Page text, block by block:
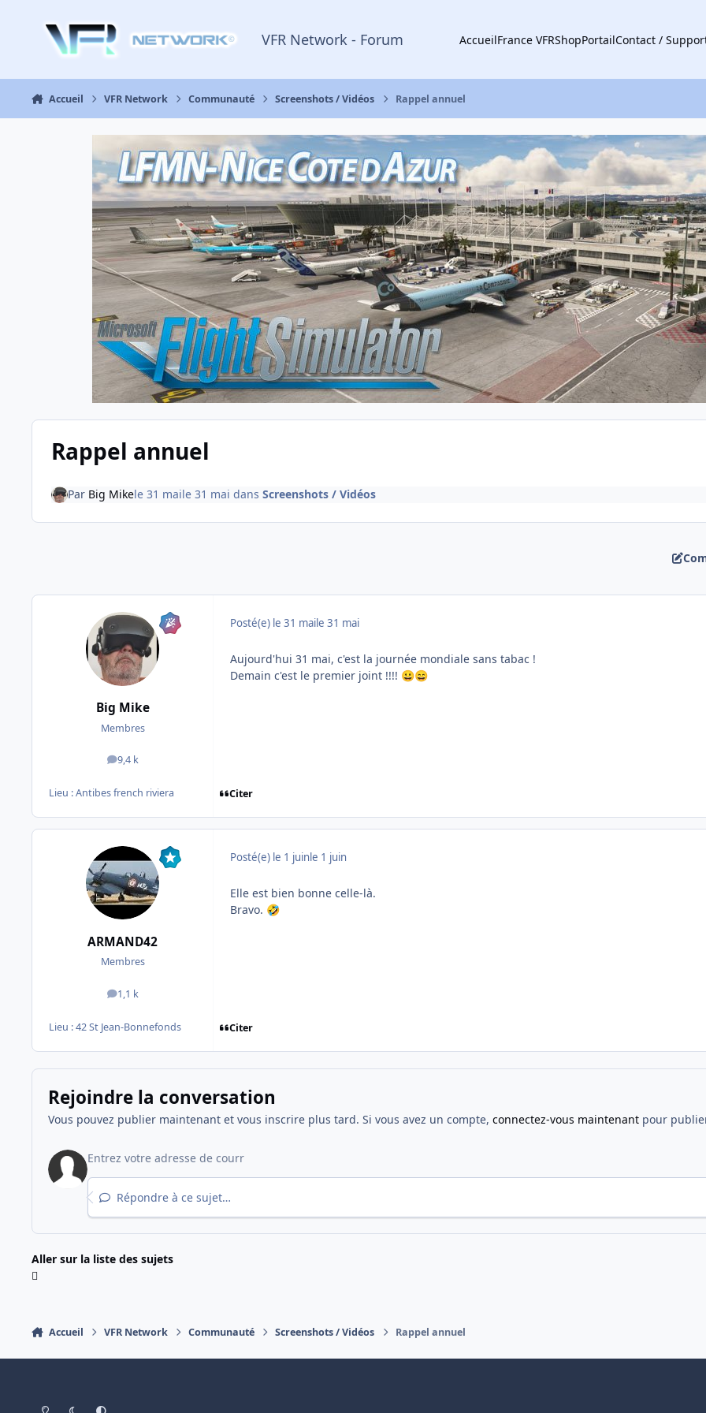
VFR Network - Forum AccueilFrance VFRShopPortailContact /
Accueil VFR Network Communauté Screenshots / Vidéos Rappel annuel
Rappel annuel
Par Big Mikele 31 maile 31 mai dans Screenshots / Vidéos
Big Mike
Membres
9,4 k
messages
Lieu :Antibes french riviera
Posté(e) le 31 maile 31 mai
Aujourd'hui 31 mai, c'est la journée mondiale sans tabac !
Demain c'est le premier joint !!!! 😀😄
Citer
ARMAND42
Membres
1,1 k
messages
Lieu :42 St Jean-Bonnefonds
Posté(e) le 1 juinle 1 juin
Elle est bien bonne celle-là.
Bravo. 🤣
Citer
Rejoindre la conversation
Vous pouvez publier maintenant et vous inscrire plus tard. Si vous avez un compte, connectez-vous maintenantpour
Répondre à ce sujet…
Aller sur la liste des sujets
Accueil VFR Network Communauté Screenshots / Vidéos Rappel annuel
Light ModeDark ModeSystem Preference